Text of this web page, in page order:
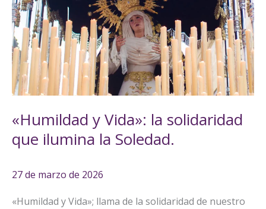
«Humildad y Vida»: la solidaridad
que ilumina la Soledad.
27 de marzo de 2026
«Humildad y Vida»; llama de la solidaridad de nuestro
Vida»:
la
solidaridad
que
ilumina
la